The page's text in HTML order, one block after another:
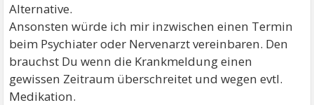
Alternative.
Ansonsten würde ich mir inzwischen einen Termin
beim Psychiater oder Nervenarzt vereinbaren. Den
brauchst Du wenn die Krankmeldung einen
gewissen Zeitraum überschreitet und wegen evtl.
Medikation.